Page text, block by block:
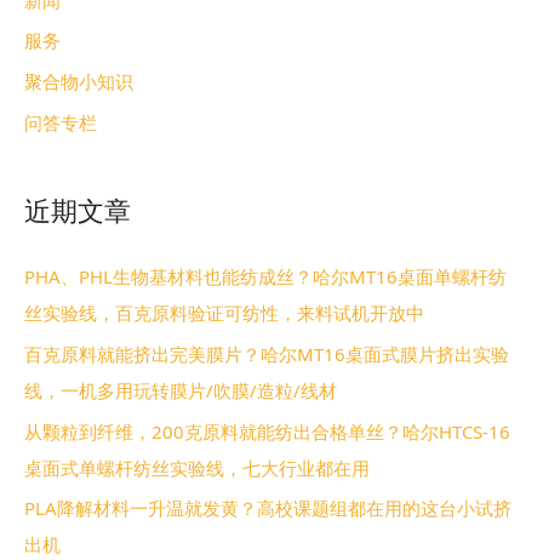
服务
聚合物小知识
问答专栏
近期文章
PHA、PHL生物基材料也能纺成丝？哈尔MT16桌面单螺杆纺
丝实验线，百克原料验证可纺性，来料试机开放中
百克原料就能挤出完美膜片？哈尔MT16桌面式膜片挤出实验
线，一机多用玩转膜片/吹膜/造粒/线材
从颗粒到纤维，200克原料就能纺出合格单丝？哈尔HTCS-16
桌面式单螺杆纺丝实验线，七大行业都在用
PLA降解材料一升温就发黄？高校课题组都在用的这台小试挤
出机